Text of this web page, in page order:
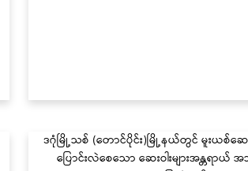
ဒဂုံမြို့သစ် (တောင်ပိုင်း)မြို့နယ်တွင် မူးယစ်ဆေ
ပြောင်းလဲစေသော ဆေးဝါးများအန္တရာယ်